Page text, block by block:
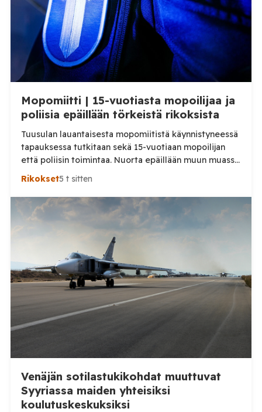
Mopomiitti | 15-vuotiasta mopoilijaa ja
poliisia epäillään törkeistä rikoksista
Tuusulan lauantaisesta mopomiitistä käynnistyneessä
tapauksessa tutkitaan sekä 15-vuotiaan mopoilijan
että poliisin toimintaa. Nuorta epäillään muun muassa
törkeästä liikenneturvallisuuden vaarantamisesta.
puolestaan epäillään virkavelvollisuuden
rikkomisesta, törkeästä liikenneturvallisuuden
vaarantamisesta ja vammantuottamuksesta.
Tuusulassa lauantaina 8. elokuuta tapahtuneesta
mopoilijan pysäytystilanteesta on aloitettu kaksi
erillistä esitutkintaa. Poliisin mukaan mopomiitissä oli
paikalla kymmeniä nuoria. Alueella liikennevalvontaa
tehnyt poliisipartio […]
Rikokset5 t sitten
Venäjän sotilastukikohdat muuttuvat
Syyriassa maiden yhteisiksi
koulutuskeskuksiksi